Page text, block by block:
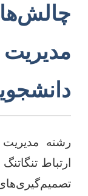
مدیریت
رشته
ارتباط